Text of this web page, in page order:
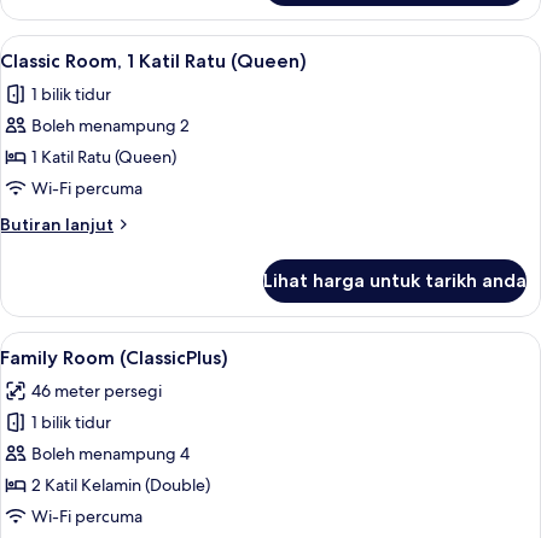
Triple
Room
Lihat
semua
foto
untuk
Classic
Room,
1
Katil
(Queen)
Classic Room, 1 Katil Ratu (Queen)
6
Classic Room, 1 Katil Ratu (Queen)
1 bilik tidur
Boleh menampung 2
1 Katil Ratu (Queen)
Wi-Fi percuma
Butiran lanjut
Butiran
Room,
Katil
(Queen)
Lihat harga untuk tarikh anda
Lihat
semua
foto
untuk
Family
Room
(ClassicPlus)
Family Room (ClassicPlus) |
4
Family Room (ClassicPlus)
46 meter persegi
1 bilik tidur
Boleh menampung 4
2 Katil Kelamin (Double)
Wi-Fi percuma